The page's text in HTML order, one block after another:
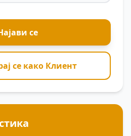
се
се како Клиент